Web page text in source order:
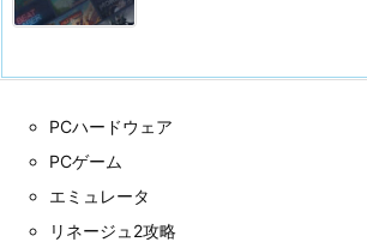
PCハードウェア
PCゲーム
エミュレータ
リネージュ2攻略